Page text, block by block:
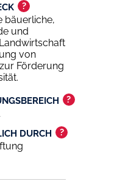
?
bäuerliche,
und
von
Förderung
?
DURCH ?